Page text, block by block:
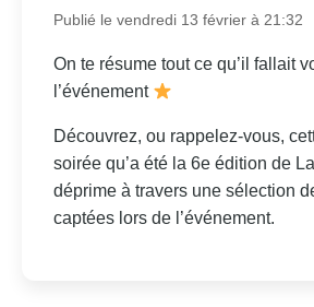
Publié le vendredi 13 février à 21:32
On te résume tout ce qu’il fallait
l’événement
Découvrez, ou rappelez-vous,
soirée qu’a été la 6e édition de
déprime à travers une sélection
captées lors de l’événement.